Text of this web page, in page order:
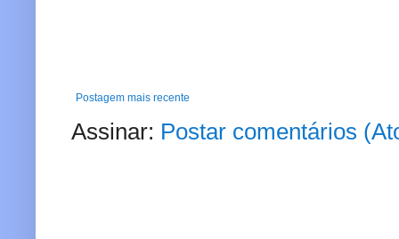
Postagem mais recente
Assinar: Postar comentários